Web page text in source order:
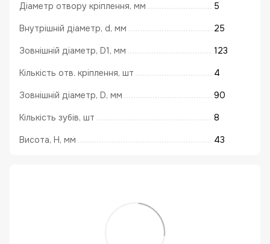
Діаметр отвору кріплення, мм 5
Внутрішній діаметр, d, мм 25
Зовнішній діаметр, D1, мм 123
Кількість отв. кріплення, шт 4
Зовнішній діаметр, D, мм 90
Кількість зубів, шт 8
Висота, Н, мм 43